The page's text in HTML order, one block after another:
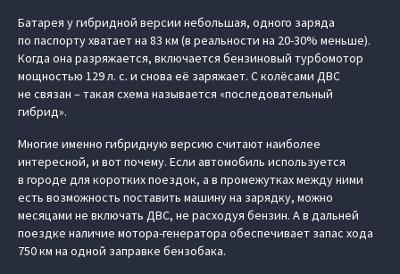
Батарея у гибридной версии небольшая, одного заряда
по паспорту хватает на 83 км (в реальности на 20-30% меньше).
Когда она разряжается, включается бензиновый турбомотор
мощностью 129 л. с. и снова её заряжает. С колёсами ДВС
не связан – такая схема называется «последовательный
гибрид».
Многие именно гибридную версию считают наиболее
интересной, и вот почему. Если автомобиль используется
в городе для коротких поездок, а в промежутках между ними
есть возможность поставить машину на зарядку, можно
месяцами не включать ДВС, не расходуя бензин. А в дальней
поездке наличие мотора-генератора обеспечивает запас хода
750 км на одной заправке бензобака.